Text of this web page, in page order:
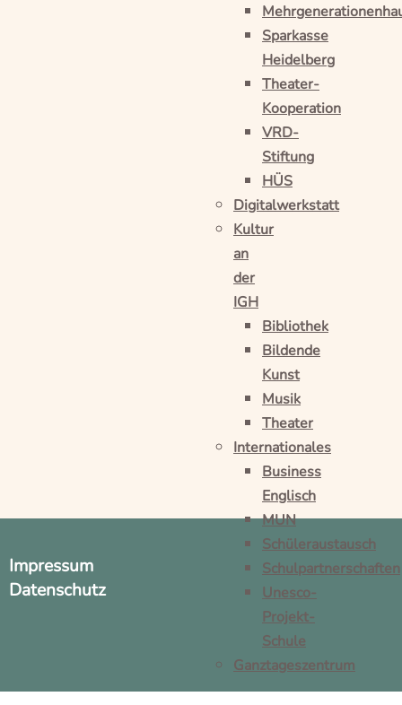
Sparkasse
Heidelberg
Theater-
Kooperation
VRD-
Stiftung
HÜS
Digitalwerkstatt
Kultur
an
der
IGH
Bibliothek
Bildende
Kunst
Musik
Theater
Internationales
Business
Englisch
MUN
Schüleraustausch
Schulpartnerschaften
Unesco-
Projekt-
Schule
Ganztageszentrum
Impressum
Datenschutz